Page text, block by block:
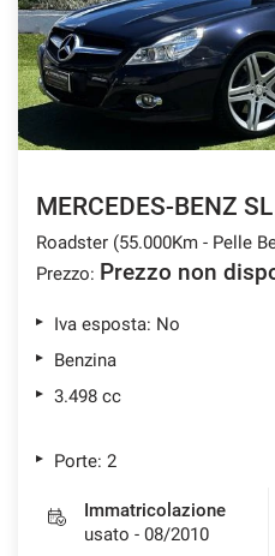
MERCEDES-BENZ
Roadster (55.000Km - Pelle
Prezzo: Prezzo non
Iva esposta: No
Benzina
3.498 cc
Porte: 2
Immatricolazione
usato - 08/2010